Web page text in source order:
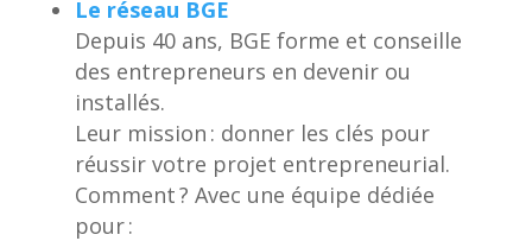
Le réseau BGE
Depuis 40 ans, BGE forme et conseille
des entrepreneurs en devenir ou
installés.
Leur mission : donner les clés pour
réussir votre projet entrepreneurial.
Comment ? Avec une équipe dédiée
pour :